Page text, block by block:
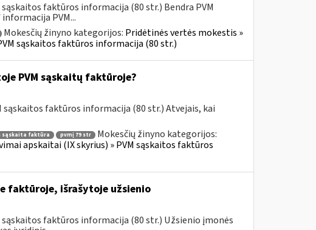
faktūros informacija (80 str.) Bendra PVM
PVM...
Mokesčių žinyno kategorijos: Pridėtinės vertės mokestis »
sąskaitos faktūros informacija (80 str.)
PVM sąskaitų faktūroje?
sąskaitos faktūros informacija (80 str.) Atvejais, kai
sąskaita faktūra pvmį 79 str
Mokesčių žinyno kategorijos:
apskaitai (IX skyrius) » PVM sąskaitos faktūros
faktūroje, išrašytoje užsienio
faktūros informacija (80 str.) Užsienio įmonės